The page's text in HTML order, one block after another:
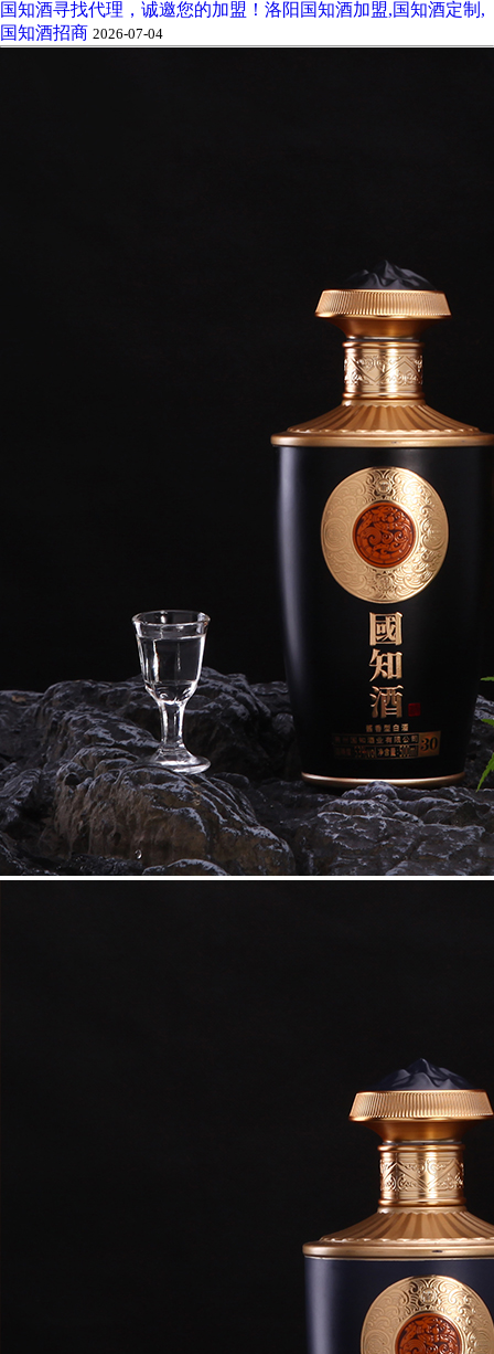
国知酒寻找代理，诚邀您的加盟！洛阳国知酒加盟,国知酒定制,
国知酒招商 2026-07-04